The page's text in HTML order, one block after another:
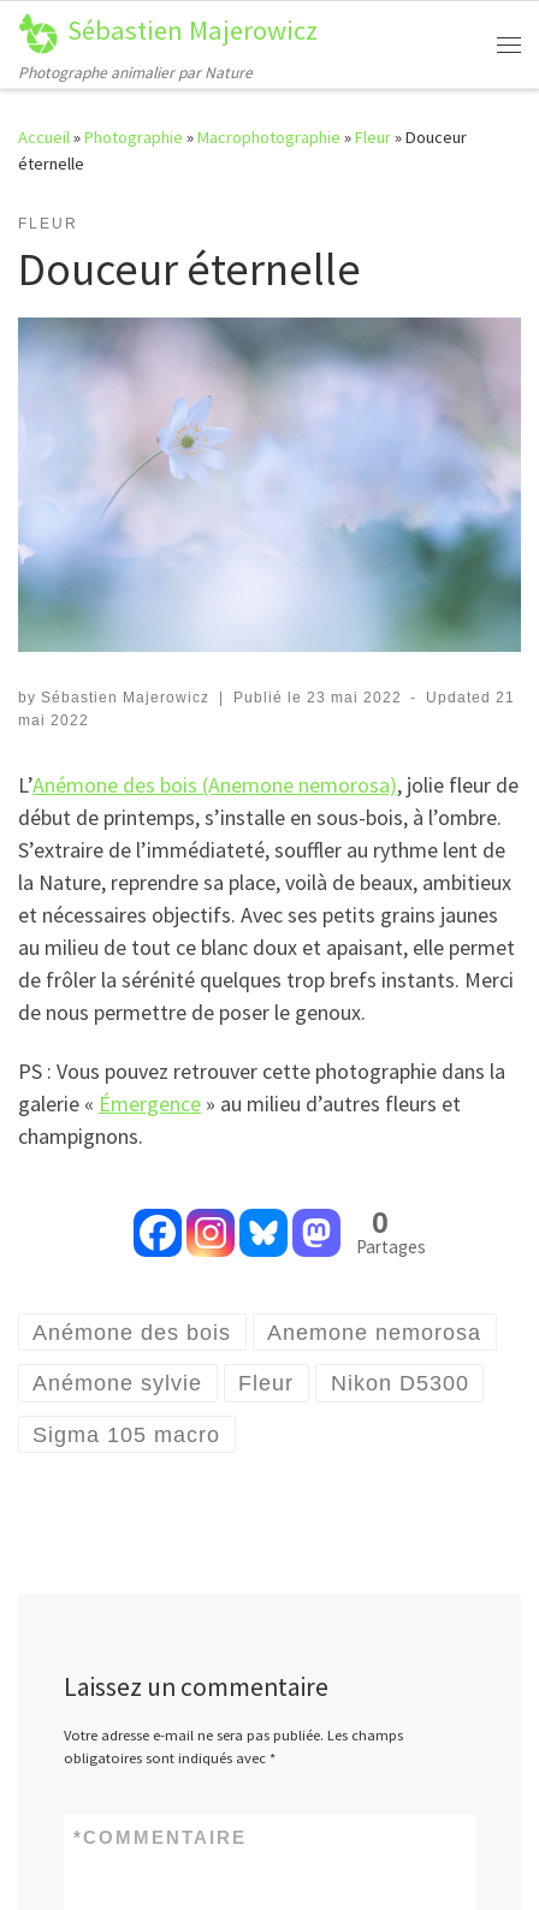
Passer au contenu
Sébastien Majerowicz
Photographe animalier par Nature
Accueil»Photographie »Macrophotographie »Fleur»Douceur
éternelle
FLEUR
Douceur éternelle
by Sébastien Majerowicz | Publié le 23 mai 2022 - Updated21
mai 2022
L’Anémone des bois (Anemone nemorosa), jolie fleur de
début de printemps, s’installe en sous-bois, à l’ombre.
S’extraire de l’immédiateté, souffler au rythme lent de
la Nature, reprendre sa place, voilà de beaux, ambitieux
et nécessaires objectifs. Avec ses petits grains jaunes
au milieu de tout ce blanc doux et apaisant, elle permet
de frôler la sérénité quelques trop brefs instants. Merci
de nous permettre de poser le genoux.
PS : Vous pouvez retrouver cette photographie dans la
galerie « Émergence » au milieu d’autres fleurs et
champignons.
0
Partages
Anémone des bois Anemone nemorosa
Anémone sylvie Fleur Nikon D5300
Sigma 105 macro
Laissez un commentaire
Votre adresse e-mail ne sera pas publiée. Les champs
obligatoires sont indiqués avec *
COMMENTAIRE
*